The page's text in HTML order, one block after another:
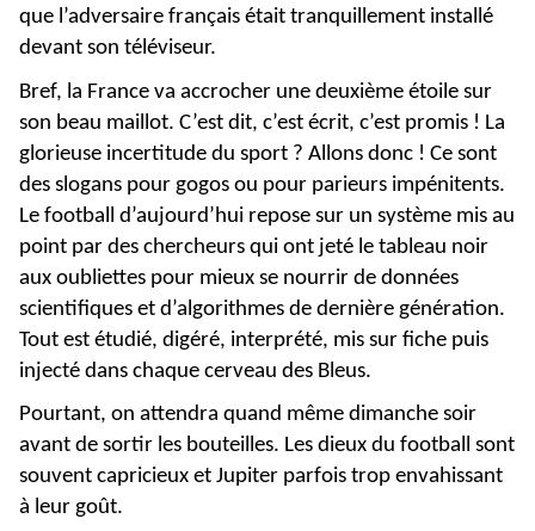
que l’adversaire français était tranquillement installé
devant son téléviseur.
Bref, la France va accrocher une deuxième étoile sur
son beau maillot. C’est dit, c’est écrit, c’est promis ! La
glorieuse incertitude du sport ? Allons donc ! Ce sont
des slogans pour gogos ou pour parieurs impénitents.
Le football d’aujourd’hui repose sur un système mis au
point par des chercheurs qui ont jeté le tableau noir
aux oubliettes pour mieux se nourrir de données
scientifiques et d’algorithmes de dernière génération.
Tout est étudié, digéré, interprété, mis sur fiche puis
injecté dans chaque cerveau des Bleus.
Pourtant, on attendra quand même dimanche soir
avant de sortir les bouteilles. Les dieux du football sont
souvent capricieux et Jupiter parfois trop envahissant
à leur goût.